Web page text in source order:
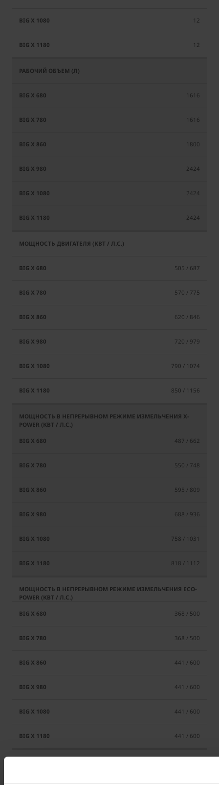
12
12
1616
1616
1800
2424
2424
2424
505 / 687
570 / 775
620 / 846
720 / 979
790 / 1074
850 / 1156
487 / 662
550 / 748
595 / 809
688 / 936
758 / 1031
818 / 1112
368 / 500
368 / 500
441 / 600
441 / 600
441 / 600
441 / 600